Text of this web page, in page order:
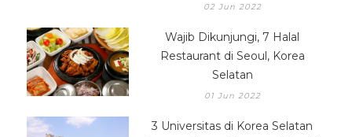
02 Jun 2022
Wajib Dikunjungi, 7 Halal
Restaurant di Seoul, Korea
Selatan
01 Jun 2022
3 Universitas di Korea Selatan